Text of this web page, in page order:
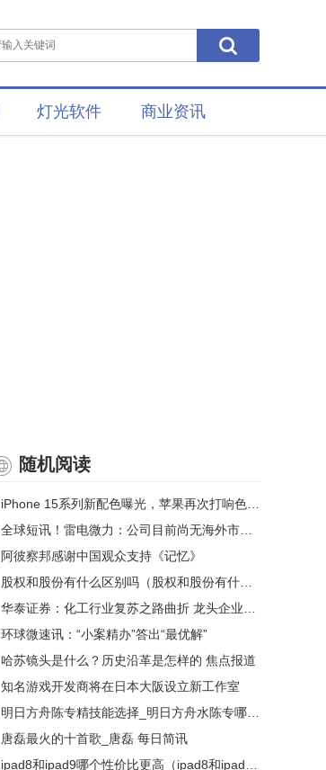
灯光软件 商业资讯
随机阅读
阿彼察邦感谢中国观众支持《记忆》
环球微速讯：“小案精办”答出“最优解”
哈苏镜头是什么？历史沿革是怎样的 焦点报道
知名游戏开发商将在日本大阪设立新工作室
唐磊最火的十首歌_唐磊 每日简讯